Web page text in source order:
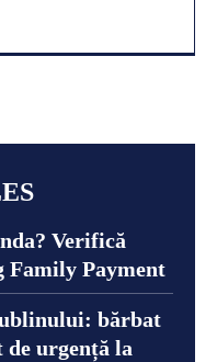
Verifică
Payment
bărbat
urgență la